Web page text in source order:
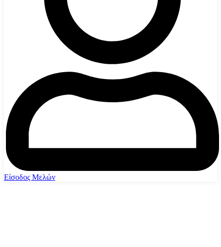
Είσοδος Μελών